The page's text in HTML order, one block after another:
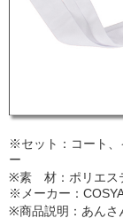
※セット：コート、
ー
※素 材：ポリエス
※メーカー：
※商品説明：あん